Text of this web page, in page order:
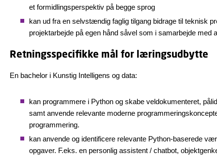
et formidlingsperspektiv på begge sprog
kan ud fra en selvstændig faglig tilgang bidrage til teknisk
projektarbejde på egen hånd såvel som i samarbejde med
Retningsspecifikke mål for læringsudbytte
En bachelor i Kunstig Intelligens og data:
kan programmere i Python og skabe veldokumenteret,
samt anvende relevante moderne
programmering.​
kan anvende og identificere relevante Python-baserede
opgaver. F.eks. en personlig assistent / chatbot,